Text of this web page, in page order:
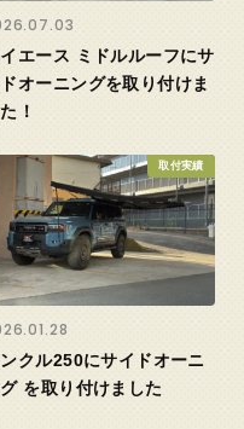
エース ミドルルーフにサ
オーニングを取り付けま
！
取付実績
クル250にサイドオーニ
を取り付けました